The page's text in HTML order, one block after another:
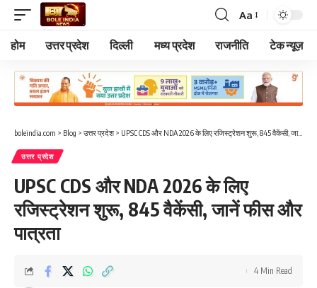
Font
Resizer
Aa
होम उत्तर प्रदेश दिल्ली मध्य प्रदेश राजनीति टेक न्यूज़
boleindia.com > Blog > उत्तर प्रदेश> UPSC CDS और NDA 2026 के लिए रजिस्ट्रेशन शुरू, 845 वैकेंसी, जानें फीस और पात्रता
उत्तर प्रदेश
UPSC CDS और NDA 2026 के लिए
रजिस्ट्रेशन शुरू, 845 वैकेंसी, जानें फीस और
पात्रता
4 Min Read